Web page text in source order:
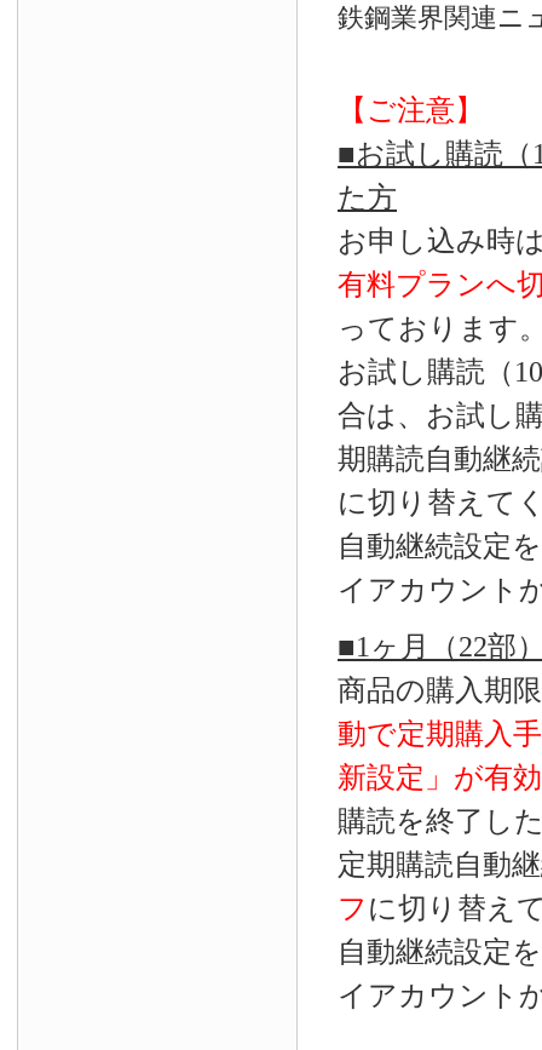
鉄鋼業界関連ニ
【ご注意】
■お試し購読（
た方
お申し込み時
有料プランへ
っております
お試し購読（
合は、お試し
期購読自動継
に切り替えて
自動継続設定
イアカウント
■1ヶ月（22部
商品の購入期
動で定期購入
新設定」が有効
購読を終了し
定期購読自動
フ に切り替え
自動継続設定
イアカウント